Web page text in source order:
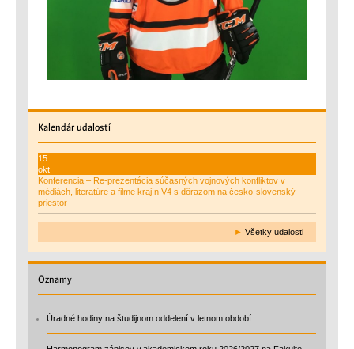
Kalendárudalostí
15
okt
Konferencia – Re-prezentácia súčasných vojnových konfliktov v
médiách, literatúre a filme krajín V4 s dôrazom na česko-slovenský
priestor
► Všetky udalosti
Oznamy
Úradné hodiny na študijnom oddelení v letnom období